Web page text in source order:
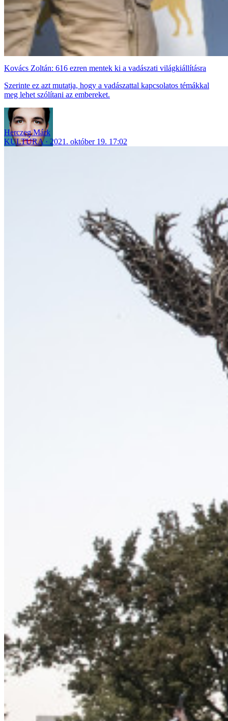
Kovács Zoltán: 616 ezren mentek ki a vadászati világkiállításra
Szerinte ez azt mutatja, hogy a vadászattal kapcsolatos témákkal
meg lehet szólítani az embereket.
Herczeg Márk
KULTÚRA
2021. október 19. 17:02